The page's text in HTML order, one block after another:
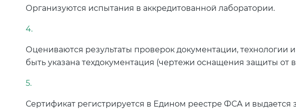
Организуются испытания в аккредитованной лаборатории.
Оцениваются результаты проверок документации, технологии
быть указана техдокументация (чертежи оснащения защиты от
Сертификат регистрируется в Едином реестре ФСА и выдается